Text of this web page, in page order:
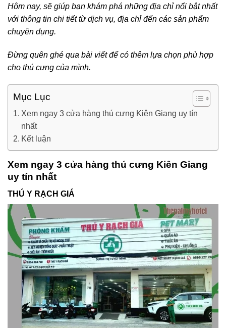
Hôm nay, sẽ giúp bạn khám phá những địa chỉ nổi bật nhất
với thông tin chi tiết từ dịch vụ, địa chỉ đến các sản phẩm
chuyên dụng.
Đừng quên ghé qua bài viết để có thêm lựa chọn phù hợp
cho thú cưng của mình.
Mục Lục
Xem ngay 3 cửa hàng thú cưng Kiên Giang uy tín
nhất
Kết luận
Xem ngay 3 cửa hàng thú cưng Kiên Giang
uy tín nhất
THÚ Y RẠCH GIÁ